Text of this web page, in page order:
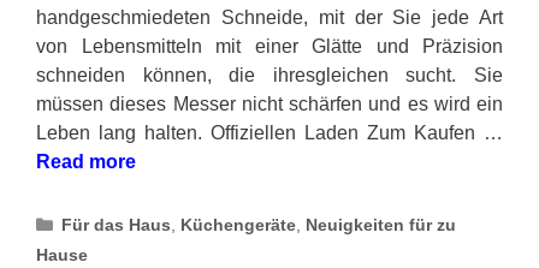
handgeschmiedeten Schneide, mit der Sie jede Art
von Lebensmitteln mit einer Glätte und Präzision
schneiden können, die ihresgleichen sucht. Sie
müssen dieses Messer nicht schärfen und es wird ein
Leben lang halten. Offiziellen Laden Zum Kaufen …
Read more
Categories
Für das Haus Küchengeräte Neuigkeiten für zu
Hause